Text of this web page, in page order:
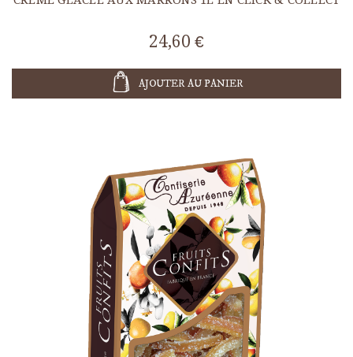
24,60 €
AJOUTER AU PANIER